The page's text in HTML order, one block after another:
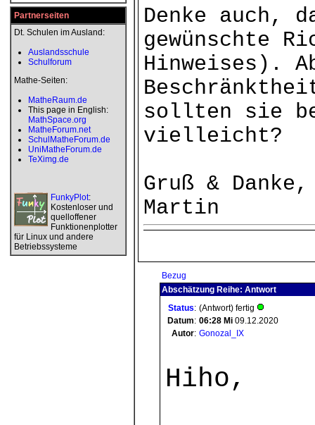
Partnerseiten
Dt. Schulen im Ausland:
Auslandsschule
Schulforum
Mathe-Seiten:
MatheRaum.de
This page in English:
MathSpace.org
MatheForum.net
SchulMatheForum.de
UniMatheForum.de
TeXimg.de
FunkyPlot:
Kostenloser und
quelloffener
Funktionenplotter
für Linux und andere
Betriebssysteme
Denke auch,
gewünschte
Hinweises).
sollten sie
vielleicht?
Gruß & Danke,
Martin
Bezug
Abschätzung Reihe: Antwort
Status: (Antwort) fertig
Datum: 06:28 Mi 09.12.2020
Autor: Gonozal_IX
Hiho,